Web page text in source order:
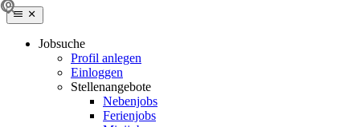
Jobsuche
Profil anlegen
Einloggen
Stellenangebote
Nebenjobs
Ferienjobs